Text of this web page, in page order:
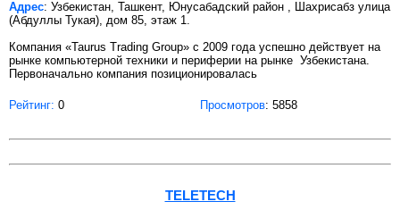
Адрес: Узбекистан, Ташкент, Юнусабадский район , Шахрисабз улица
(Абдуллы Тукая), дом 85, этаж 1.
Компания «Taurus Trading Group» c 2009 года успешно действует на
рынке компьютерной техники и периферии на рынке Узбекистана.
Первоначально компания позиционировалась
Рейтинг: 0 Просмотров: 5858
TELETECH